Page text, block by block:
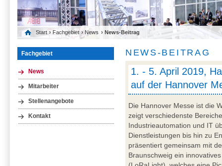
Start › Fachgebiet › News › News-Beitrag
Fachgebiet
News
Mitarbeiter
Stellenangebote
Kontakt
NEWS-BEITRAG
1. - 5. April 2019,
auf der Hannover
Die Hannover Messe ist die
zeigt verschiedenste
Industrieautomation und IT
Dienstleistungen bis hin zu
präsentiert gemeinsam mit
Braunschweig ein